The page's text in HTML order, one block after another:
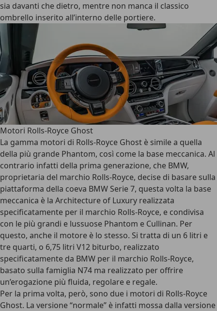
sia davanti che dietro, mentre non manca il classico
ombrello inserito all’interno delle portiere.
Motori Rolls-Royce Ghost
La gamma motori di Rolls-Royce Ghost è simile a quella
della più grande Phantom, così come la base meccanica. Al
contrario infatti della prima generazione, che BMW,
proprietaria del marchio Rolls-Royce, decise di basare sulla
piattaforma della coeva BMW Serie 7, questa volta la base
meccanica è la Architecture of Luxury realizzata
specificatamente per il marchio Rolls-Royce, e condivisa
con le più grandi e lussuose Phantom e Cullinan. Per
questo, anche il motore è lo stesso. Si tratta di un 6 litri e
tre quarti, o 6,75 litri V12 biturbo, realizzato
specificatamente da BMW per il marchio Rolls-Royce,
basato sulla famiglia N74 ma realizzato per offrire
un’erogazione più fluida, regolare e regale.
Per la prima volta, però, sono due i motori di Rolls-Royce
Ghost. La versione “normale” è infatti mossa dalla versione